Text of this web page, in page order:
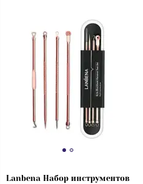
Lanbena Набор инструментов